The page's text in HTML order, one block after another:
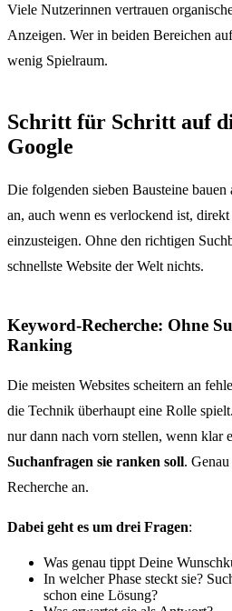
Viele Nutzerinnen vertrauen
Anzeigen. Wer in beiden Bereichen
wenig Spielraum.
Schritt für Schritt auf
Google
Die folgenden sieben Bausteine
an, auch wenn es verlockend ist,
einzusteigen. Ohne den richtigen
schnellste Website der Welt nichts.
Keyword-Recherche: Ohne
Ranking
Die meisten Websites scheitern an
die Technik überhaupt eine Rolle
nur dann nach vorn stellen, wenn klar
Suchanfragen sie ranken soll.
Recherche an.
Dabei geht es um drei Fragen:
Was genau tippt Deine
In welcher Phase steckt sie?
schon eine Lösung?